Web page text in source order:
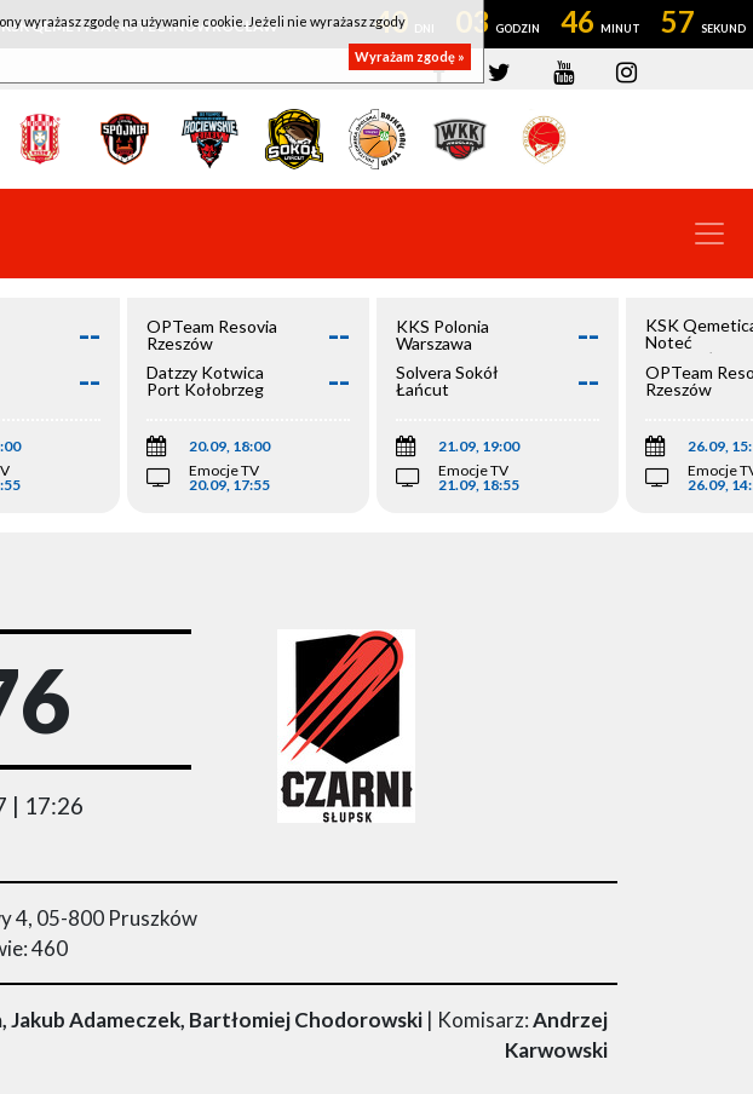
QEMETICA NOTEĆ INOWROCŁAW 40 03 46 56
--
--
OPTeam Resovia
Rzeszów
--
Datzzy Kotwica
Port Kołobrzeg
--
20.09, 18:00
Emocje TV
20.09, 17:55
KKS Polonia
Warszawa
--
Solvera Sokół
Łańcut
--
21.09, 19:00
Emocje TV
21.09, 18:55
KSK
Noteć
Inowrocław
OPTeam
Rzeszów
26.09,
Emocje
26.09,
| 17:26
4, 05-800 Pruszków
460
Jakub Adameczek, Bartłomiej Chodorowski| Komisarz:Andrzej
Karwowski
wyrażasz zgodę na używanie cookie. Jeżeli nie wyrażasz zgody
Wyrażam zgodę »